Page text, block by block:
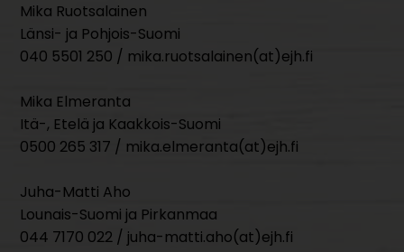
Mika Ruotsalainen
Länsi- ja Pohjois-Suomi
040 5501 250 / mika.ruotsalainen(at)ejh.fi
Mika Elmeranta
Itä-, Etelä ja Kaakkois-Suomi
0500 265 317 / mika.elmeranta(at)ejh.fi
Juha-Matti Aho
Lounais-Suomi ja Pirkanmaa
044 7170 022 / juha-matti.aho(at)ejh.fi